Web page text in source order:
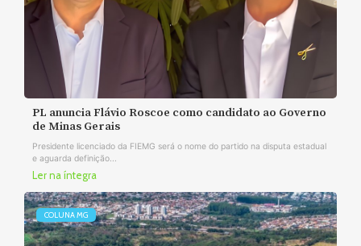
PL anuncia Flávio Roscoe como candidato ao Governo
de Minas Gerais
Presidente licenciado da FIEMG será o nome do partido na disputa estadual
e aguarda definição...
Ler na íntegra
COLUNA MG